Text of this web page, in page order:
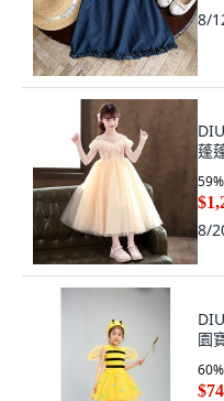
8/
蓬
59%
8/
園
60%